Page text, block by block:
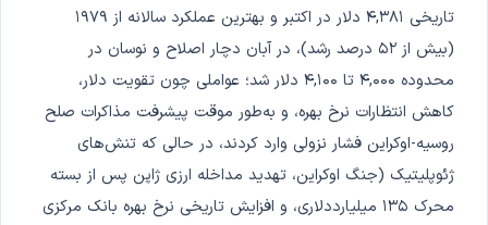
تاریخی ۴,۳۸۱ دلار در اکتبر و بهترین عملکرد سالانه از ۱۹۷۹
(بیش از ۵۲ درصد رشد)، در آبان دچار اصلاح و نوسان در
محدوده ۴,۰۰۰ تا ۴,۱۰۰ دلار شد؛ عواملی چون تقویت دلار،
کاهش انتظارات نرخ بهره، و به‌طور موقت پیشرفت مذاکرات صلح
روسیه-اوکراین فشار نزولی وارد کردند، در حالی که تنش‌های
ژئوپلیتیک (جنگ اوکراین، تهدید مداخله ارزی ژاپن پس از بسته
محرک ۱۳۵ میلیارددلاری، و افزایش تاریخی نرخ بهره بانک مرکزی